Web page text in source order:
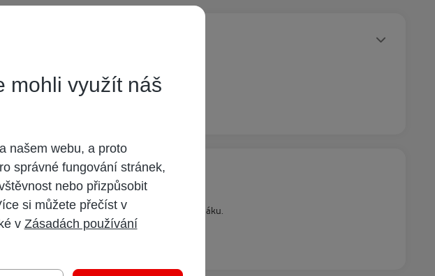
bylo opraveno. Ale dodavatel je zřejmě má na háku.
mohli využít náš
našem webu, a proto
správné fungování stránek,
nebo přizpůsobit
si můžete přečíst v
v Zásadách používání